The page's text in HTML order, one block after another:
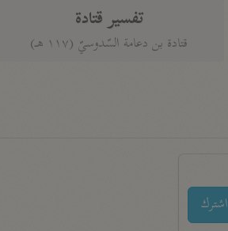
تفسير قتادة
قتادة بن دعامة السّدوسيّ (١١٧ هـ)
اشترك